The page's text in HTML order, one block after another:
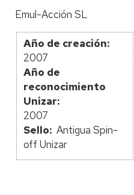
Emul-Acción SL
Año de creación
2007
Año de
reconocimiento
Unizar
2007
Sello Antigua Spin-
off Unizar